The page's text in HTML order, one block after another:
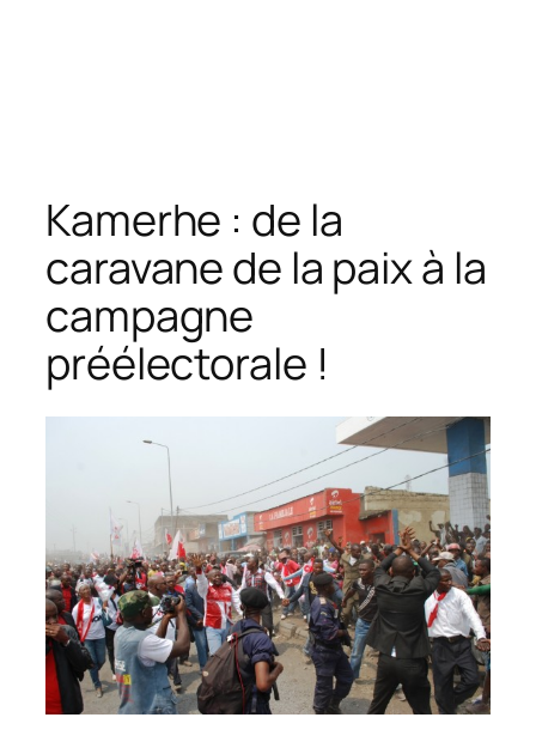
Kamerhe : de la
caravane de la paix à la
campagne
préélectorale !